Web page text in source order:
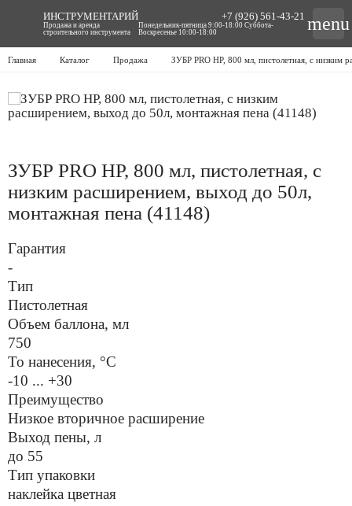
Главная Каталог Продажа ЗУБР PRO HP, 800 мл, пистолетная, с низким
ЗУБР PRO HP, 800 мл, пистолетная, с
низким расширением, выход до 50л,
монтажная пена (41148)
Гарантия
-
Тип
Пистолетная
Объем баллона, мл
750
To нанесения, °C
-10 ... +30
Преимущество
Низкое вторичное расширение
Выход пены, л
до 55
Тип упаковки
наклейка цветная
ИНСТРУМЕНТАРИЙ
Продажа и аренда
строительного инструмента
+7 (926) 561-43-21
Понедельник-пятница 9:00-18:00 Суббота-
Воскресенье 10:00-18:00
menu